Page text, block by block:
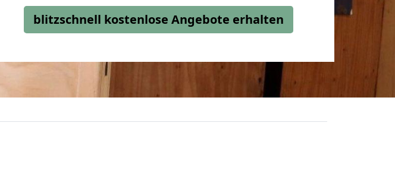
blitzschnell kostenlose Angebote erhalten